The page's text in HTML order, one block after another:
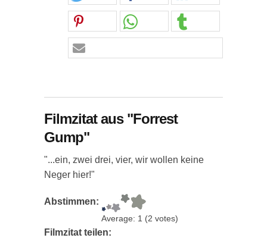
Filmzitat aus "Forrest
Gump"
"...ein, zwei drei, vier, wir wollen keine
Neger hier!"
Abstimmen:
Average: 1 (2 votes)
Filmzitat teilen: